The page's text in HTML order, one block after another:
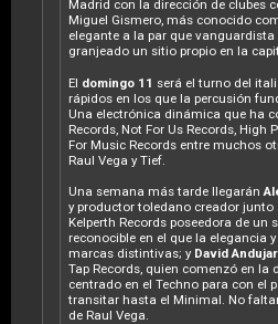
Madrid con la dirección de clubes
Miguel Gismero, más conocido
elegante a la par que
granjeado un sitio propio en la
El domingo 11 será el turno del
rápidos en los que la percusión
Una electrónica dinámica que ha
Records, Not For Us Records, High
For Music Records entre muchos
Raul Vega y Tief.
Una semana más tarde llegarán
y productor toledano creador
Kelperth Records poseedora de un
reconocible en el que la elegancia
marcas distintivas; y David Andujar
Tap Records, quien comenzó en la
centrado en el Techno para con el
transitar hasta el Minimal. No
de Raul Vega.